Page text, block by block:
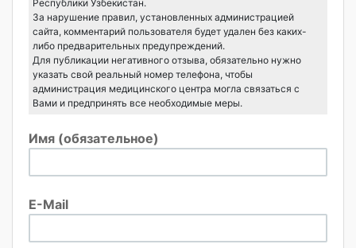
Республики Узбекистан.
За нарушение правил, установленных администрацией
сайта, комментарий пользователя будет удален без каких-
либо предварительных предупреждений.
Для публикации негативного отзыва, обязательно нужно
указать свой реальный номер телефона, чтобы
администрация медицинского центра могла связаться с
Вами и предпринять все необходимые меры.
Имя (обязательное)
E-Mail